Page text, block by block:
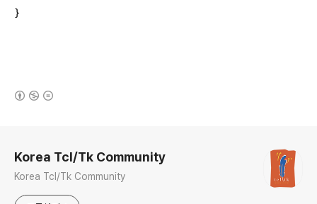
}
Korea Tcl/Tk Community
Korea Tcl/Tk Community